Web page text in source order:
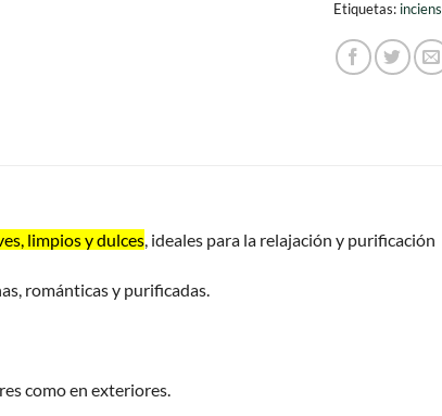
Etiquetas:
limpios y dulces, ideales para la relajación y purificación
románticas y purificadas.
como en exteriores.